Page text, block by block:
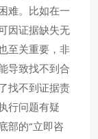
难。比如在一
因证据缺失无
至关重要，非
导致找不到合
找不到证据责
行问题有疑
部的“立即咨